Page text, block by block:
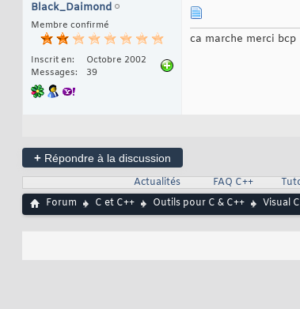
Black_Daimond
Membre confirmé
Inscrit en
Octobre 2002
Messages
39
ca marche merci bcp
+ Répondre à la discussion
Actualités FAQ C++
Forum
C et C++ Outils pour C & C++ Visual